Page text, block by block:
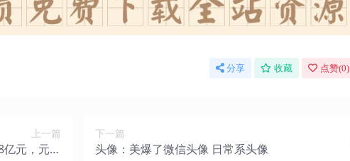
分享 收藏 点赞(0)
上一篇
元，元宵
下一篇
头像：美爆了微信头像 日常系头像